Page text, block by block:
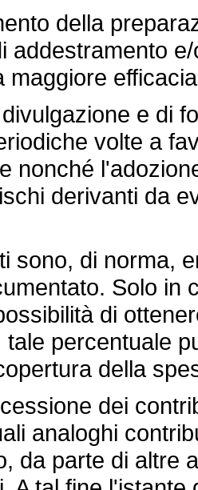
della
addestramento
maggiore
e di
volte a
nonché
derivanti da
di norma,
Solo in
di
percentuale
della
dei
analoghi
da parte di altre